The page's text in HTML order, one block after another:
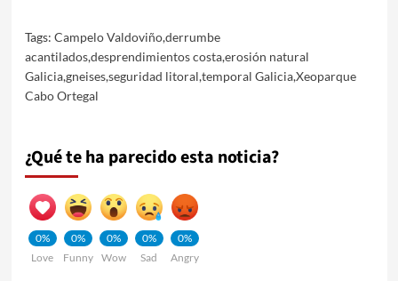
Tags: Campelo Valdoviño,derrumbe
acantilados,desprendimientos costa,erosión natural
Galicia,gneises,seguridad litoral,temporal Galicia,Xeoparque
Cabo Ortegal
¿Qué te ha parecido esta noticia?
0%
Love
0%
Funny
0%
Wow
0%
Sad
0%
Angry